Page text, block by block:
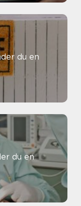
du en